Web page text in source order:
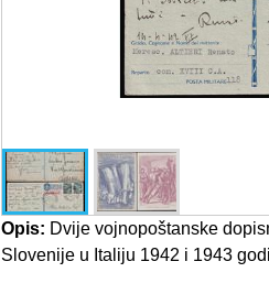
Opis: Dvije vojnopoštanske
Slovenije u Italiju 1942 i 1943